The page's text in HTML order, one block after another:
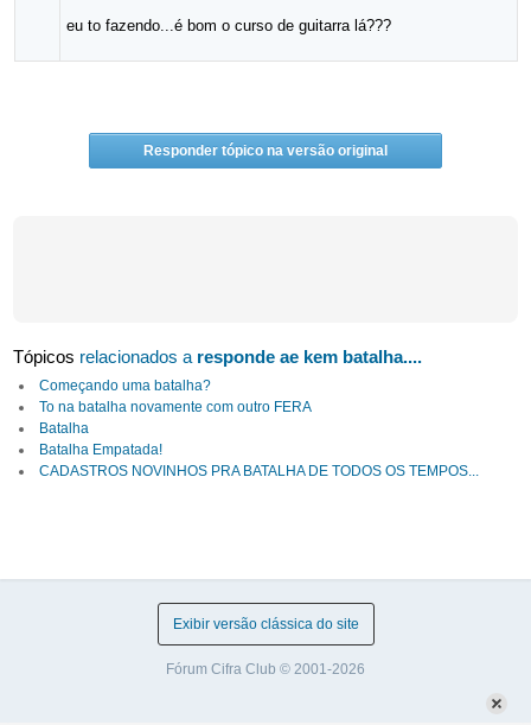
eu to fazendo...é bom o curso de guitarra lá???
Responder tópico na versão original
Tópicos relacionados a responde ae kem batalha....
Começando uma batalha?
To na batalha novamente com outro FERA
Batalha
Batalha Empatada!
CADASTROS NOVINHOS PRA BATALHA DE TODOS OS TEMPOS...
Exibir versão clássica do site
Fórum Cifra Club © 2001-2026